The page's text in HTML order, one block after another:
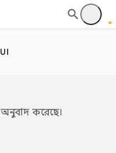
UI
অনুবাদ করেছে।